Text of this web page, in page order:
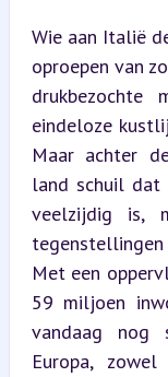
Wie aan Italië
oproepen van
drukbezochte
eindeloze
Maar achter
land schuil dat
veelzijdig is,
tegenstellingen
Met een
59 miljoen
vandaag nog
Europa,